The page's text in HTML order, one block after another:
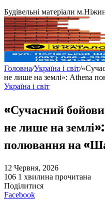
Будівельні матеріали
Головна/Україна і світ/
не лише на землі»: Athena
Україна і світ
«Сучасний
не лише на
полювання на
12 Червня, 2026
106 1 хвилина прочитана
Поділитися
Facebook